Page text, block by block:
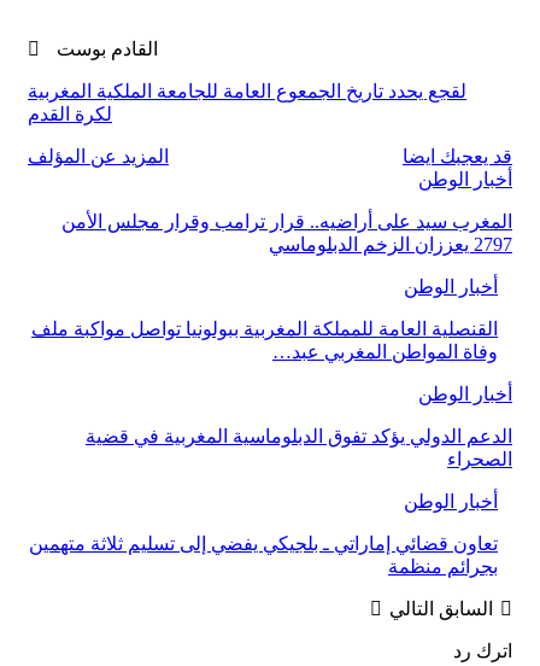
القادم بوست
لقجع يحدد تاريخ الجمعوع العامة للجامعة الملكية المغربية
لكرة القدم
قد يعجبك ايضا
المزيد عن المؤلف
أخبار الوطن
المغرب سيد على أراضيه.. قرار ترامب وقرار مجلس الأمن
2797 يعززان الزخم الدبلوماسي
أخبار الوطن
القنصلية العامة للمملكة المغربية ببولونيا تواصل مواكبة ملف
وفاة المواطن المغربي عبد…
أخبار الوطن
الدعم الدولي يؤكد تفوق الدبلوماسية المغربية في قضية
الصحراء
أخبار الوطن
تعاون قضائي إماراتي ـ بلجيكي يفضي إلى تسليم ثلاثة متهمين
بجرائم منظمة
السابقالتالي
اترك رد